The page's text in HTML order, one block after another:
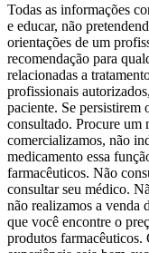
Todas as informações
e educar, não
orientações de um
recomendação para
relacionadas a
profissionais
paciente. Se persistirem
consultado. Procure um
comercializamos, não
medicamento essa
farmacêuticos. Não
consultar seu médico.
não realizamos a venda
que você encontre o
produtos farmacêuticos.